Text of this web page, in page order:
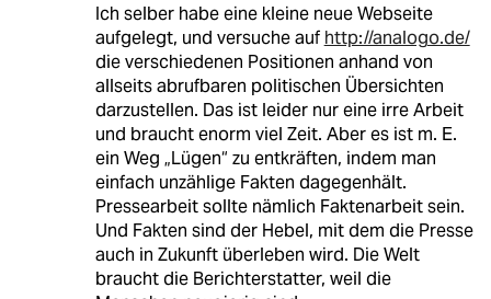
Ich selber habe eine kleine neue Webseite
aufgelegt, und versuche auf http://analogo.de/
die verschiedenen Positionen anhand von
allseits abrufbaren politischen Übersichten
darzustellen. Das ist leider nur eine irre Arbeit
und braucht enorm viel Zeit. Aber es ist m. E.
ein Weg „Lügen“ zu entkräften, indem man
einfach unzählige Fakten dagegenhält.
Pressearbeit sollte nämlich Faktenarbeit sein.
Und Fakten sind der Hebel, mit dem die Presse
auch in Zukunft überleben wird. Die Welt
braucht die Berichterstatter, weil die